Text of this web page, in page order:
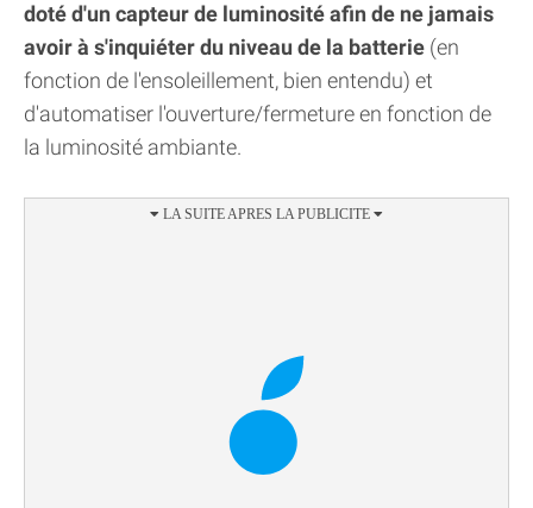
doté d'un capteur de luminosité afin de ne jamais
avoir à s'inquiéter du niveau de la batterie (en
fonction de l'ensoleillement, bien entendu) et
d'automatiser l'ouverture/fermeture en fonction de
la luminosité ambiante.